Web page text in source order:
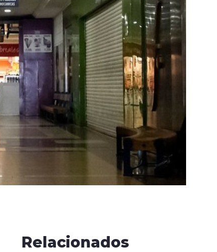
Relacionados